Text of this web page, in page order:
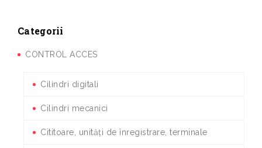
Categorii
CONTROL ACCES
Cilindri digitali
Cilindri mecanici
Cititoare, unități de înregistrare, terminale